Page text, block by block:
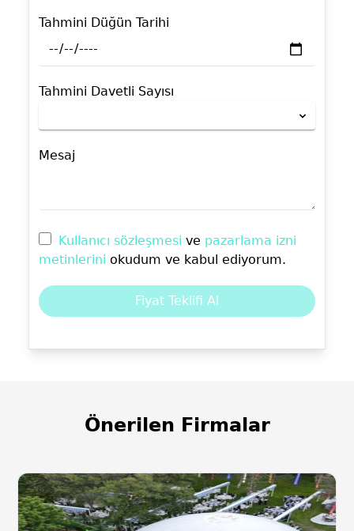
Tahmini Düğün Tarihi
Tahmini Davetli Sayısı
Mesaj
Kullanıcı sözleşmesi ve pazarlama izni
metinlerini okudum ve kabul ediyorum.
Fiyat Teklifi Al
Önerilen Firmalar